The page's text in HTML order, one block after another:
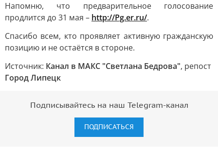
Напомню, что предварительное голосование
продлится до 31 мая – http://Pg.er.ru/.
Спасибо всем, кто проявляет активную гражданскую
позицию и не остаётся в стороне.
Источник: Канал в МАКС "Светлана Бедрова", репост
Город Липецк
Подписывайтесь на наш Telegram-канал
ПОДПИСАТЬСЯ